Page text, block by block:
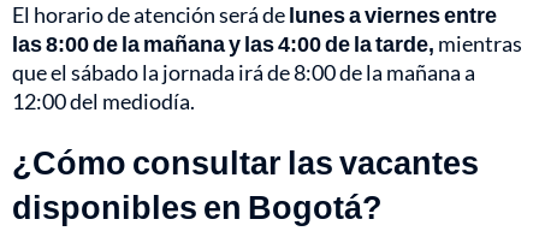
El horario de atención será delunes a viernes entre
las 8:00 de la mañana y las 4:00 de la tarde, mientras
que el sábado la jornada irá de 8:00 de la mañana a
12:00 del mediodía.
¿Cómo consultar las vacantes
disponibles en Bogotá?